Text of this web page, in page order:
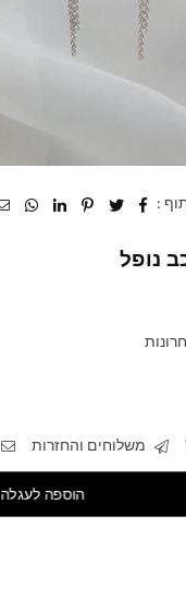
:
נופל
משלוחים והחזרות
הוספה לעגלה